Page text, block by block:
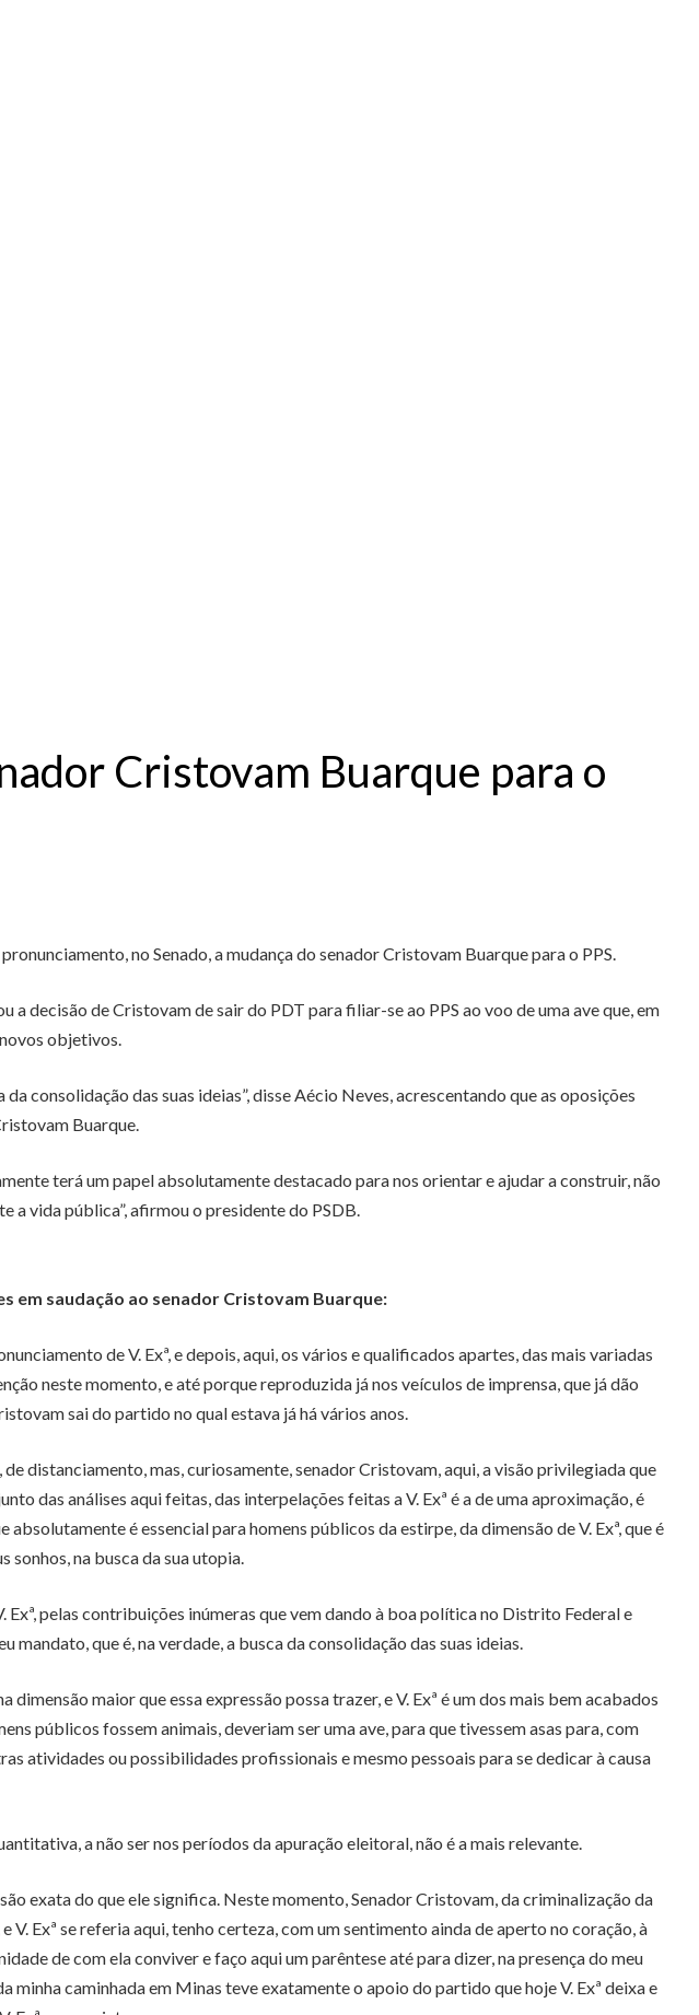
Cristovam Buarque para o
no Senado, a mudança do senador Cristovam Buarque para o PPS.
decisão de Cristovam de sair do PDT para filiar-se ao PPS ao voo de uma ave que, em
objetivos.
consolidação das suas ideias”, disse Aécio Neves, acrescentando que as oposições
Buarque.
terá um papel absolutamente destacado para nos orientar e ajudar a construir, não
a vida pública”, afirmou o presidente do PSDB.
em saudação ao senador Cristovam Buarque:
de V. Exª, e depois, aqui, os vários e qualificados apartes, das mais variadas
neste momento, e até porque reproduzida já nos veículos de imprensa, que já dão
sai do partido no qual estava já há vários anos.
distanciamento, mas, curiosamente, senador Cristovam, aqui, a visão privilegiada que
das análises aqui feitas, das interpelações feitas a V. Exª é a de uma aproximação, é
é essencial para homens públicos da estirpe, da dimensão de V. Exª, que é
sonhos, na busca da sua utopia.
pelas contribuições inúmeras que vem dando à boa política no Distrito Federal e
que é, na verdade, a busca da consolidação das suas ideias.
maior que essa expressão possa trazer, e V. Exª é um dos mais bem acabados
públicos fossem animais, deveriam ser uma ave, para que tivessem asas para, com
atividades ou possibilidades profissionais e mesmo pessoais para se dedicar à causa
a não ser nos períodos da apuração eleitoral, não é a mais relevante.
exata do que ele significa. Neste momento, Senador Cristovam, da criminalização da
Exª se referia aqui, tenho certeza, com um sentimento ainda de aperto no coração, à
de com ela conviver e faço aqui um parêntese até para dizer, na presença do meu
caminhada em Minas teve exatamente o apoio do partido que hoje V. Exª deixa e